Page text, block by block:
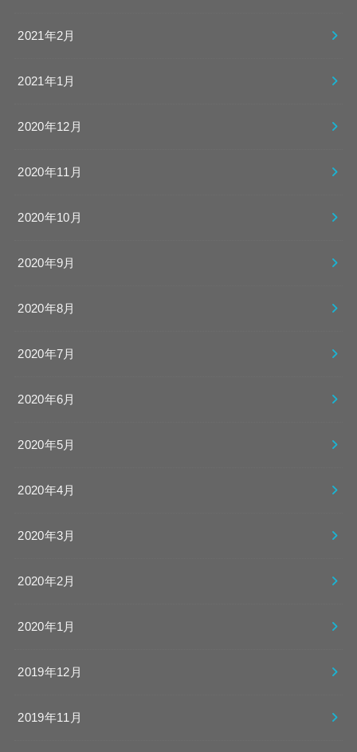
2021年2月
2021年1月
2020年12月
2020年11月
2020年10月
2020年9月
2020年8月
2020年7月
2020年6月
2020年5月
2020年4月
2020年3月
2020年2月
2020年1月
2019年12月
2019年11月